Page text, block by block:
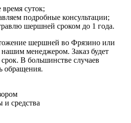
суток;
подробные консультации;
шершней сроком до 1 года.
шершней во Фрязино или
менеджером. Заказ будет
В большинстве случаев
обращения.
и средства